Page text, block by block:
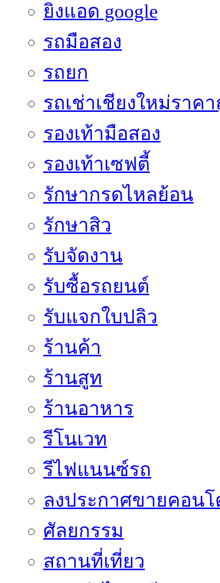
ยิงแอด google
รถมือสอง
รถยก
รถเช่าเชียงใหม่ราค
รองเท้ามือสอง
รองเท้าเซฟตี้
รักษากรดไหลย้อน
รักษาสิว
รับจัดงาน
รับซื้อรถยนต์
รับแจกใบปลิว
ร้านค้า
ร้านสูท
ร้านอาหาร
รีโนเวท
รีไฟแนนซ์รถ
ลงประกาศขายคอน
ศัลยกรรม
สถานที่เที่ยว